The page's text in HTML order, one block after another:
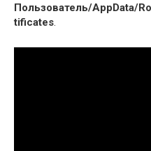
Пользователь/AppData/
tificates.